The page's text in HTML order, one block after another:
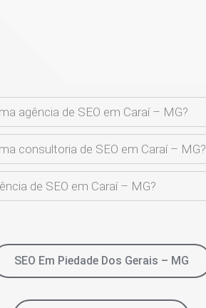
agência de SEO em Caraí – MG?
consultoria de SEO em Caraí – MG?
de SEO em Caraí – MG?
SEO Em Piedade Dos Gerais – MG